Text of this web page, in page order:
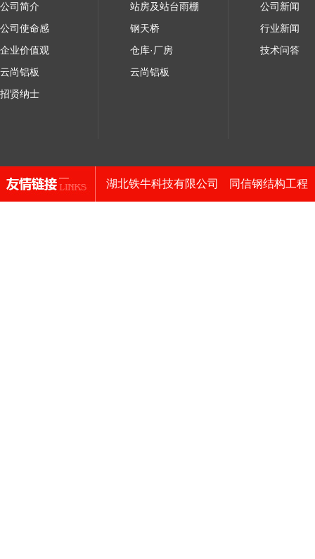
公司简介
公司使命感
企业价值观
云尚铝板
招贤纳士
站房及站台雨棚
钢天桥
仓库·厂房
云尚铝板
公司新闻
行业新闻
技术问答
湖北铁牛科技有限公司 同信钢结构工程